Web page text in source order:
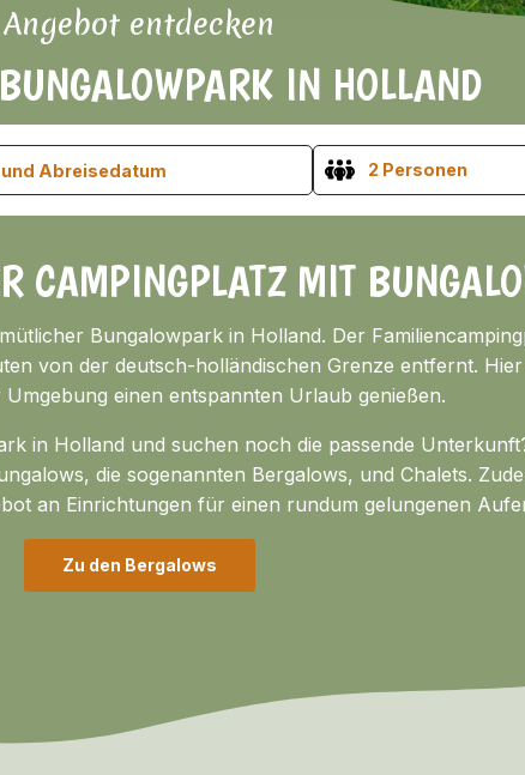
Angebot entdecken
IN HOLLAND
2 Personen
CAMPINGPLATZ MIT
Bungalowpark in Holland. Der
von der deutsch-holländischen Grenze entfernt.
einen entspannten Urlaub genießen.
in Holland und suchen noch die passende
die sogenannten Bergalows, und Chalets.
an Einrichtungen für einen rundum gelungenen
Zu den Bergalows